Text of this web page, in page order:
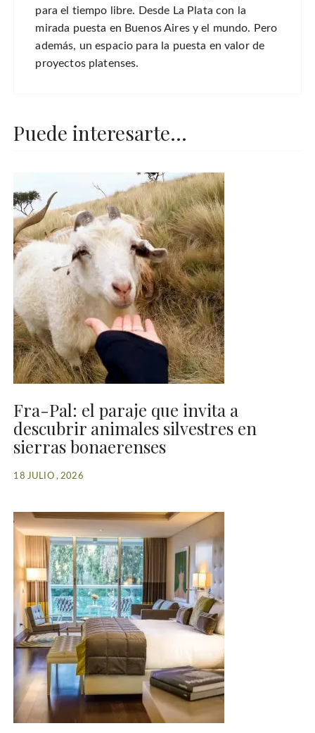
para el tiempo libre. Desde La Plata con la
mirada puesta en Buenos Aires y el mundo. Pero
además, un espacio para la puesta en valor de
proyectos platenses.
Puede interesarte...
Fra-Pal: el paraje que invita a
descubrir animales silvestres en
sierras bonaerenses
18 JULIO , 2026